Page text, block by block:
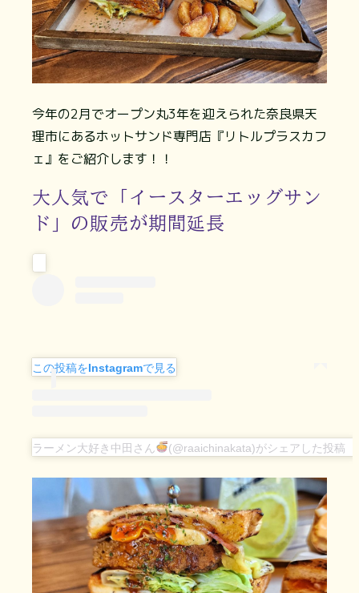
今年の2月でオープン丸3年を迎えられた奈良県天
理市にあるホットサンド専門店『リトルプラスカフ
ェ』をご紹介します！！
大人気で「イースターエッグサン
ド」の販売が期間延長
この投稿をInstagramで見る
ラーメン大好き中田さん (@raaichinakata)がシェアした投稿